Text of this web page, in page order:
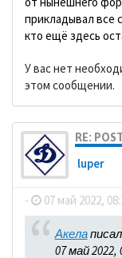
прикладывал все
кто ещё здесь
У вас нет
этом сообщении.
RE:
luper
- 07 май 2022,
Акела
07 май 2022,